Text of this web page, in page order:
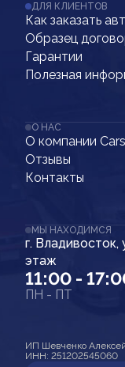
ДЛЯ КЛИЕНТОВ
Как заказать
Образец
Гарантии
Полезная
О НАС
О компании
Отзывы
Контакты
МЫ НАХОДИМСЯ
г. Владивосток,
этаж
11:00 -
ПН - ПТ
ИП Шевченко
ИНН: 251202545060